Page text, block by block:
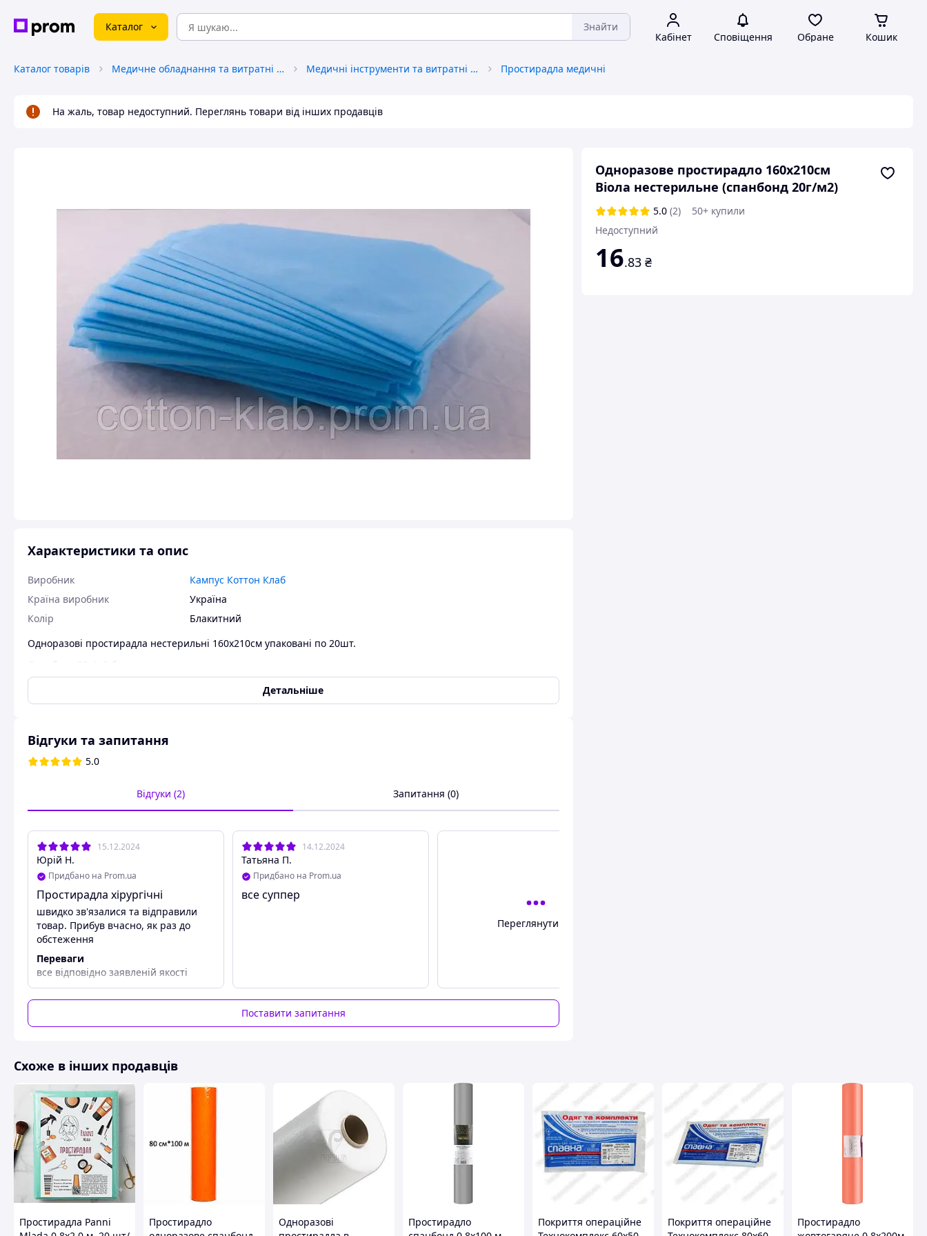
Каталог Знайти
Кабінет Сповіщення Обране Кошик
Каталог товарів Медичне обладнання та витратні матеріали Медичні інструменти та витратні матеріали Простирадла медичні
На жаль, товар недоступний. Переглянь товари від інших продавців
Одноразове простирадло 160х210см
Віола нестерильне (спанбонд 20г/м2)
5.0 (2)
50+ купили
Недоступний
16.83 ₴
Характеристики та опис
Виробник
Кампус Коттон Клаб
Країна виробник
Україна
Колір
Блакитний
Одноразові простирадла нестерильні 160х210см упаковані по 20шт.
Детальніше
Відгуки та запитання
5.0
Відгуки (2) Запитання (0)
15.12.2024
Юрій Н.
Придбано на Prom.ua
Простирадла хірургічні
швидко зв'язалися та відправили
товар. Прибув вчасно, як раз до
обстеження
Переваги
все відповідно заявленій якості
14.12.2024
Татьяна П.
Придбано на Prom.ua
все суппер
Переглянути всі
Поставити запитання
Схоже в інших продавців
Простирадла Panni
Простирадло
Одноразові
Простирадло
Покриття операційне
Покриття операційне
Простирадло